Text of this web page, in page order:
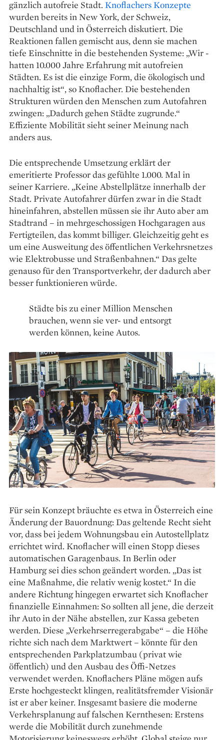
gänzlich autofreie Stadt. Knoflachers Konzepte
wurden bereits in New York, der Schweiz,
Deutschland und in Österreich diskutiert. Die
Reaktionen fallen gemischt aus, denn sie machen
tiefe Einschnitte in die bestehenden Systeme: „Wir ­
hatten 10.000 Jahre Erfahrung mit auto­freien
Städten. Es ist die einzige Form, die ökologisch und
nachhaltig ist“, so Knoflacher. Die bestehenden
Strukturen würden den Menschen zum Autofahren
zwingen: „Dadurch gehen Städte zugrunde.“
Effiziente Mobilität sieht seiner Meinung nach
anders aus.
Die entsprechende Umsetzung ­erklärt der
emeritierte Professor das gefühlte 1.000. Mal in
seiner ­Karriere. „Keine Abstellplätze innerhalb der
Stadt. Private Autofahrer dürfen zwar in die Stadt
hineinfahren, abstellen müssen sie ihr Auto aber am
Stadtrand – in mehrgeschossigen Hochgaragen aus
Fertigteilen, das kommt billiger. Gleichzeitig geht es
um eine Ausweitung des öffentlichen Verkehrsnetzes
wie Elektrobusse und Straßenbahnen.“ Das gelte
genauso für den Transport­verkehr, der dadurch aber
besser funktionieren würde.
Städte bis zu einer Million Menschen
brauchen, wenn sie ver- und entsorgt
werden können, keine Autos.
Für sein Konzept bräuchte es etwa in Österreich eine
Änderung der Bauordnung: Das geltende Recht si­eht
vor, dass bei jedem Wohnungsbau ein Autostellplatz
errichtet wird. Knof­lacher will einen Stopp dieses
automatischen Garagenbaus. In Berlin oder
Hamburg sei dies schon geändert worden. „Das ist
eine Maßnahme, die relativ wenig kostet.“ In die
andere Richtung hingegen erwartet sich Knoflacher
finan­zielle Einnahmen: So sollten all jene, die derzeit
ihr Auto in der Nähe abstellen, zur Kassa gebeten
werden. Diese „Verkehrs­­erregerabgabe“ – die Höhe
richte sich nach dem Marktwert – könnte für den
entsprechenden Parkplatzumbau (privat wie
öffentlich) und den Ausbau des Öffi-Netzes
verwendet werden. Knoflachers Pläne mögen aufs
Erste hochgesteckt klingen, realitätsfremder Visionär
ist er aber keiner. Insgesamt basiere die moderne
Verkehrsplanung auf falschen Kernthesen: Erstens
werde die Mobilität durch ­zunehmende